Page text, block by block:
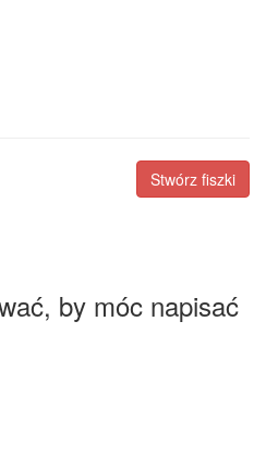
Stwórz fiszki
by móc napisać